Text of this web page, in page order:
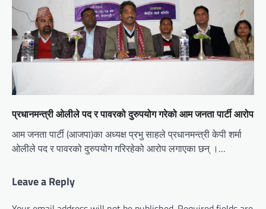
प्रधानमन्त्री ओलीले पद र पावरको दुरुपयोग गरेको आम जनता पार्टी आरोप
आम जनता पार्टी (आजपा)का अध्यक्ष प्रभु साहले प्रधानमन्त्री केपी शर्मा
ओलीले पद र पावरको दुरुपयोग गरिरहेको आरोप लगाएका छन् ।…
Leave a Reply